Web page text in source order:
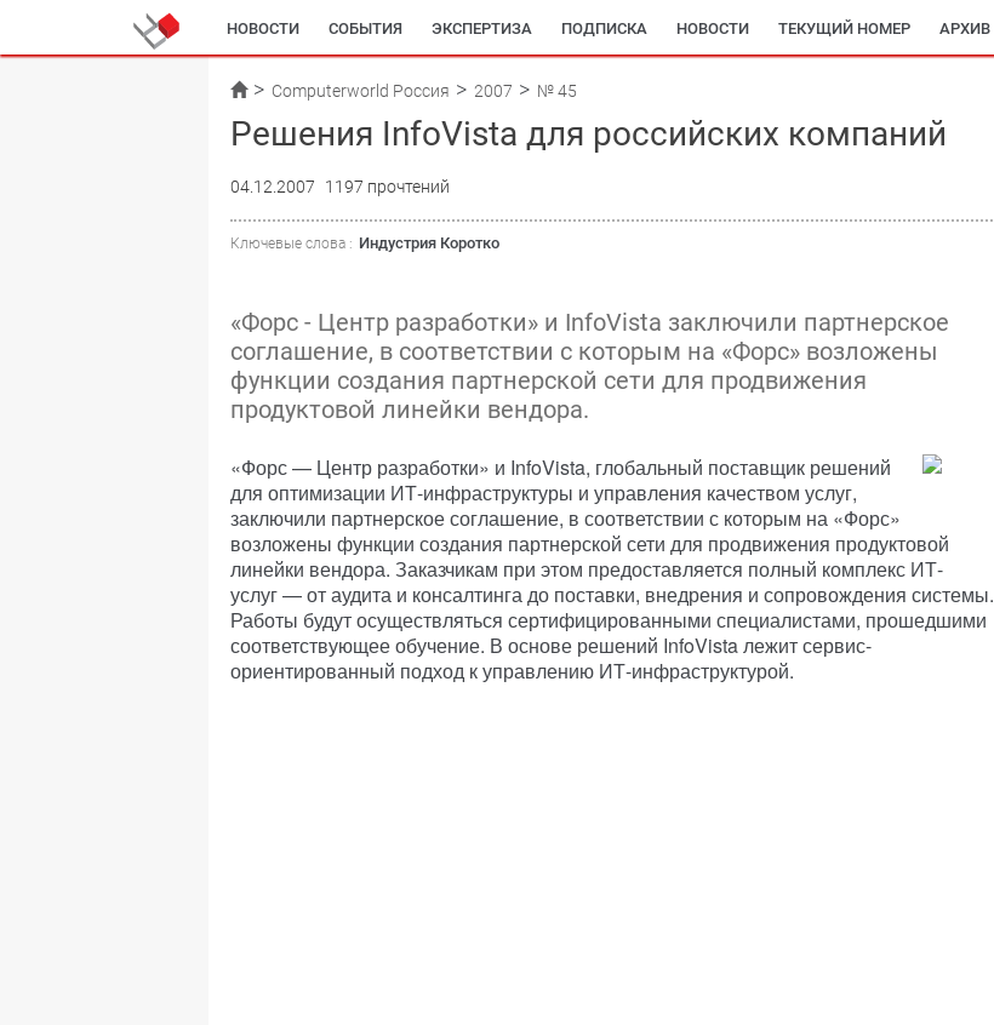
НОВОСТИ СОБЫТИЯ ЭКСПЕРТИЗА ПОДПИСКА НОВОСТИ ТЕКУЩИЙ НОМЕР АРХИВ
Computerworld Россия 2007 № 45
Решения InfoVista для российских компаний
04.12.2007 1197 прочтений
Ключевые слова : Индустрия Коротко
«Форс - Центр разработки» и InfoVista заключили партнерское
соглашение, в соответствии с которым на «Форс» возложены
функции создания партнерской сети для продвижения
продуктовой линейки вендора.
«Форс — Центр разработки» и InfoVista, глобальный поставщик решений
для оптимизации ИТ-инфраструктуры и управления качеством услуг,
заключили партнерское соглашение, в соответствии с которым на «Форс»
возложены функции создания партнерской сети для продвижения продуктовой
линейки вендора. Заказчикам при этом предоставляется полный комплекс ИТ-
услуг — от аудита и консалтинга до поставки, внедрения и сопровождения системы.
Работы будут осуществляться сертифицированными специалистами, прошедшими
соответствующее обучение. В основе решений InfoVista лежит сервис-
ориентированный подход к управлению ИТ-инфраструктурой.